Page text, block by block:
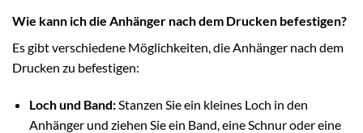
Wie kann ich die Anhänger nach dem Drucken befestigen?
Es gibt verschiedene Möglichkeiten, die Anhänger nach dem
Drucken zu befestigen:
Loch und Band:Stanzen Sie ein kleines Loch in den
Anhänger und ziehen Sie ein Band, eine Schnur oder eine